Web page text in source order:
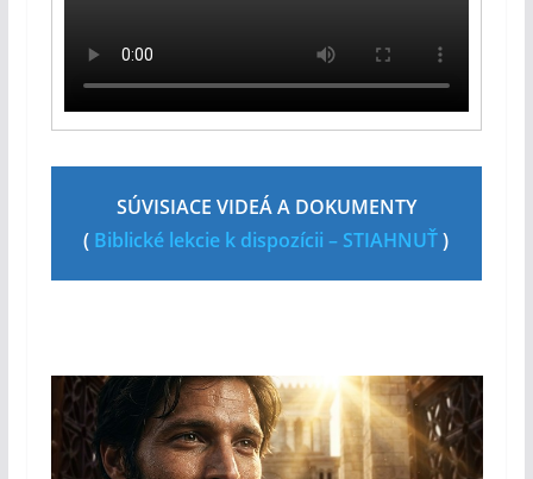
SÚVISIACE VIDEÁ A DOKUMENTY
( Biblické lekcie k dispozícii – STIAHNUŤ)